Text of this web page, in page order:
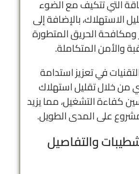
التي تتكيف مع الضوء
الاستهلاك، بالإضافة إلى
ومكافحة الحريق المتطورة
والأمن المتكاملة.
في تعزيز استدامة
من خلال تقليل استهلاك
كفاءة التشغيل، مما يزيد
على المدى الطويل.
والتفاصيل